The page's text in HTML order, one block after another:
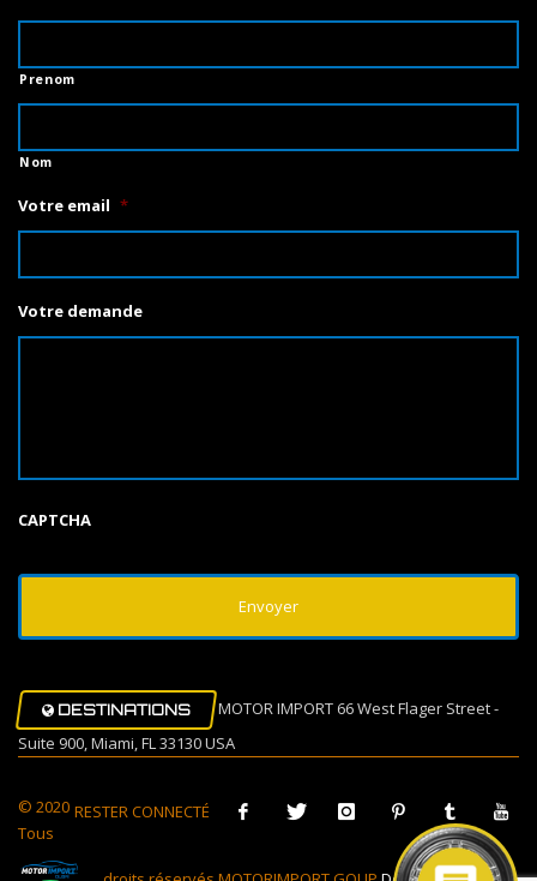
Prenom
Nom
Votre email *
Votre demande
CAPTCHA
DESTINATIONS
MOTOR IMPORT 66 West Flager Street -
Suite 900, Miami, FL 33130 USA
RESTER CONNECTÉ
© 2020
Tous